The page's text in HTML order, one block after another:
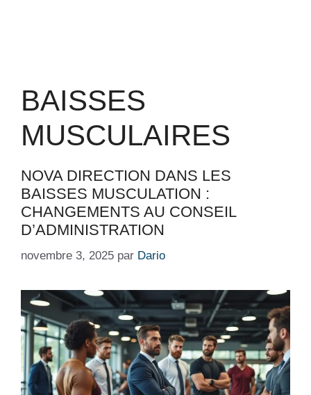
BAISSES
MUSCULAIRES
NOVA DIRECTION DANS LES
BAISSES MUSCULATION :
CHANGEMENTS AU CONSEIL
D’ADMINISTRATION
novembre 3, 2025 par Dario